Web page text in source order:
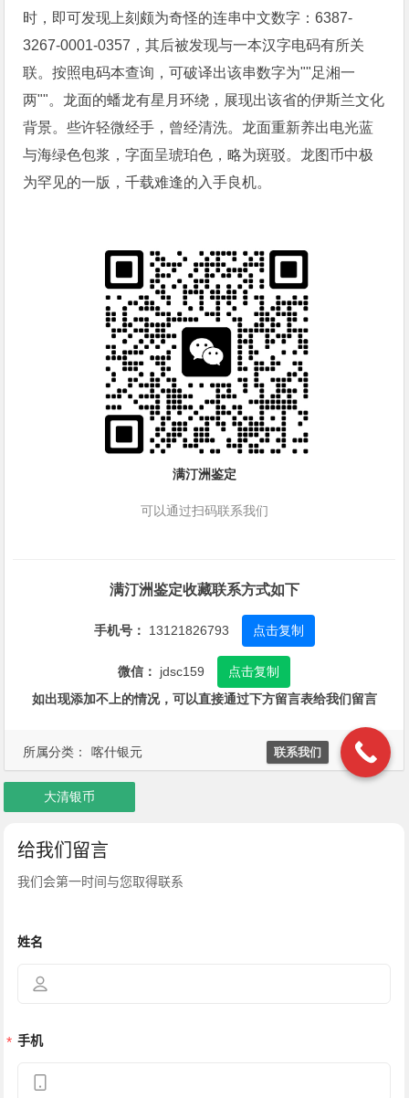
所属分类： 喀什银元
时，即可发现上刻颇为奇怪的连串中文数字：6387-
3267-0001-0357，其后被发现与一本汉字电码有所关
联。按照电码本查询，可破译出该串数字为""足湘一
两""。龙面的蟠龙有星月环绕，展现出该省的伊斯兰文化
背景。些许轻微经手，曾经清洗。龙面重新养出电光蓝
与海绿色包浆，字面呈琥珀色，略为斑驳。龙图币中极
为罕见的一版，千载难逢的入手良机。
满汀洲鉴定
可以通过扫码联系我们
满汀洲鉴定收藏联系方式如下
手机号： 13121826793 点击复制
微信： jdsc159
点击复制
如出现添加不上的情况，可以直接通过下方留言表给我们留言
大清银币
联系我们